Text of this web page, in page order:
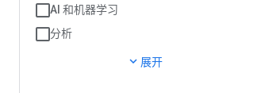
AI 和机器学习
分析
expand_more 展开